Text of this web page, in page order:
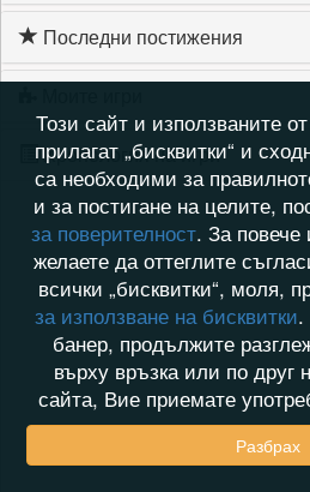
Последни постижения
Хронология на игри
Този сайт и използваните
прилагат „бисквитки“ и
са необходими за
и за постигане на целите,
за поверителност. За
желаете да оттеглите
всички „бисквитки“, моля,
за използване на бисквитки.
банер, продължите
върху връзка или по друг
сайта, Вие приемате
Разбрах